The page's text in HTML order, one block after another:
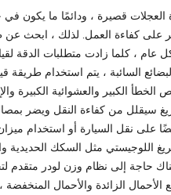
العجلات قصيرة ، ودائمًا ما
على كفاءة العمل. لذلك ، ابحث
السائبة ، يتم استخدام
الخطأ الكبير والعشوائية الكبيرة
سيقلل من كفاءة النقل ويضر
على نقل السيارة أو استخدام
اللوجيستي مثل السكك الحديدية
حاجة إلى نظام وزن لودر متقدم
الأحمال الزائدة والأحمال